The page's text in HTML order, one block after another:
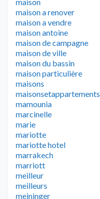
maison a renover
maison a vendre
maison antoine
maison de campagne
maison de ville
maison du bassin
maison particulière
maisons
maisonsetappartements
mamounia
marcinelle
marie
mariotte
mariotte hotel
marrakech
marriott
meilleur
meilleurs
meininger